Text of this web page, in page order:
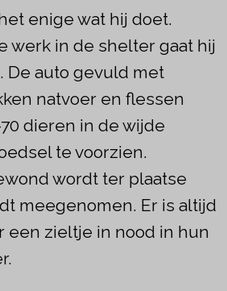
enige wat hij doet.
werk in de shelter gaat hij
De auto gevuld met
natvoer en flessen
dieren in de wijde
te voorzien.
wordt ter plaatse
meegenomen. Er is altijd
een zieltje in nood in hun